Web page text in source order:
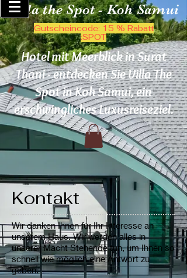
Villa the Spot - Koh Samui
Gutscheincode: 15 % Rabatt
:SPOT
Hotel mit Meerblick in Surat
Thani - entdecken Sie Villa The
Spot in Koh Samui, ein
erschwingliches Luxusreiseziel.
Kontakt
Wir danken Ihnen für Ihr Interesse an
unserem Haus. Wir werden alles in
unserer Macht Stehende tun, um Ihnen so
schnell wie möglich eine Antwort zu
geben.